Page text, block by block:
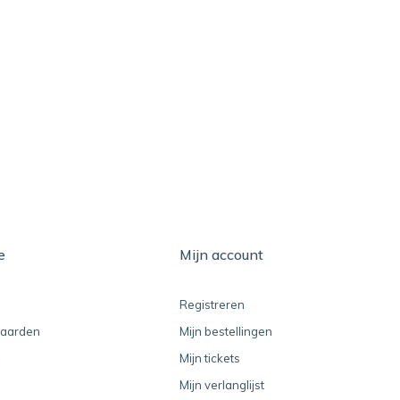
Mijn account
Registreren
Mijn bestellingen
Mijn tickets
Mijn verlanglijst